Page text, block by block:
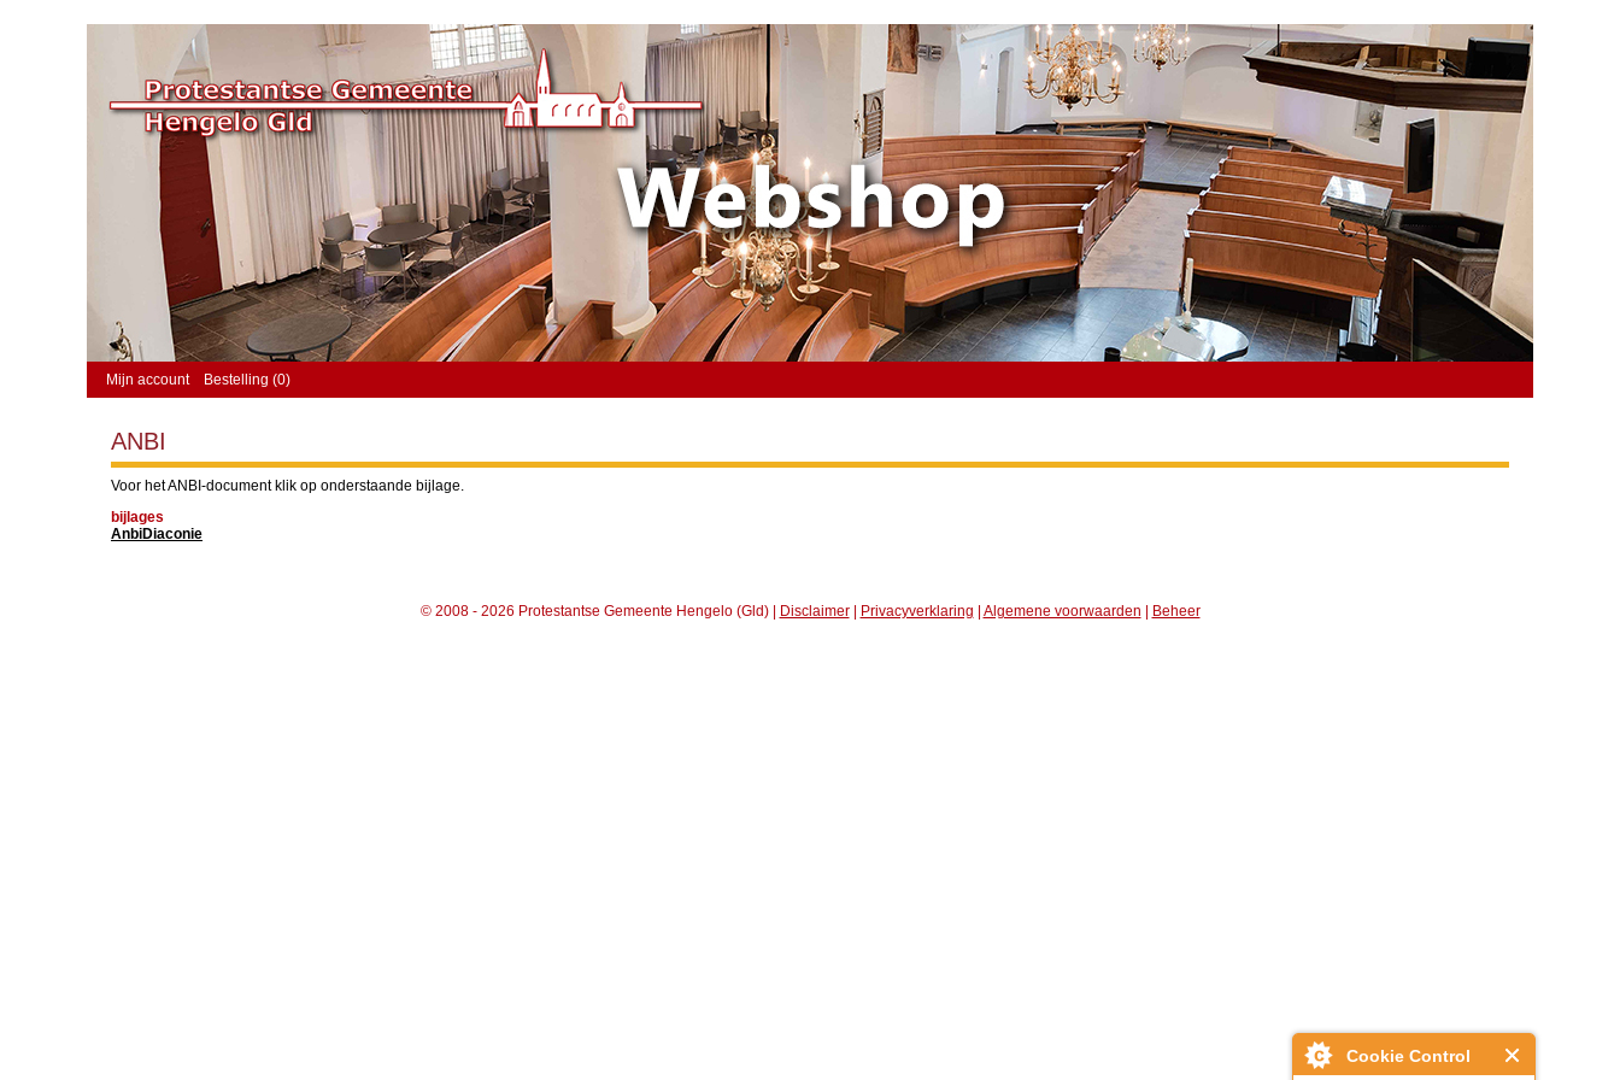
Cookie Control
Mijn account Bestelling (0)
ANBI
Voor het ANBI-document klik op onderstaande bijlage.
bijlages
AnbiDiaconie
© 2008 - 2026 Protestantse Gemeente Hengelo (Gld) | Disclaimer| Privacyverklaring Algemene voorwaarden Beheer